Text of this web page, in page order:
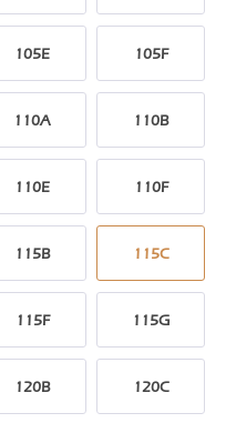
105E 105F
110A 110B
110E 110F
115B 115C
115F 115G
120B 120C